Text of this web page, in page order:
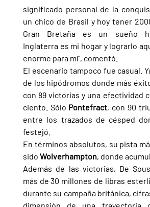
significado personal de la
un chico de Brasil y hoy tener
Gran Bretaña es un sueño
Inglaterra es mi hogar y lograrlo
enorme para mí", comentó.
El escenario tampoco fue casual.
de los hipódromos donde más
con 89 victorias y una efectividad
ciento. Sólo Pontefract, con 90
entre los trazados de césped
festejó.
En términos absolutos, su pista
sido Wolverhampton, donde
Además de las victorias, De
más de 30 millones de libras
durante su campaña británica,